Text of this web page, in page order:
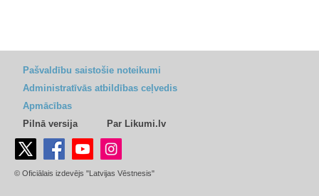
Pašvaldību saistošie noteikumi
Administratīvās atbildības ceļvedis
Apmācības
Pilnā versija
Par Likumi.lv
© Oficiālais izdevējs "Latvijas Vēstnesis"